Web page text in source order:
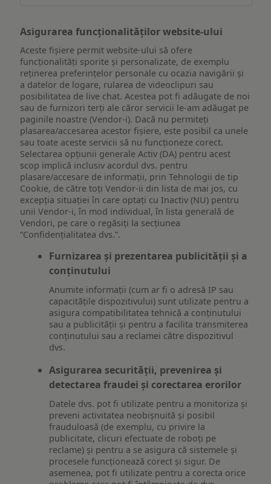
Asigurarea funcționalităților website-ului
Aceste fișiere permit website-ului să ofere
funcționalități sporite și personalizate, de exemplu
reţinerea preferinţelor personale cu ocazia navigării și
a datelor de logare, rularea de videoclipuri sau
posibilitatea de live chat. Acestea pot fi adăugate de noi
sau de furnizori terți ale căror servicii le-am adăugat pe
paginile noastre (Vendor-i). Dacă nu permiteți
plasarea/accesarea acestor fișiere, este posibil ca unele
sau toate aceste servicii să nu funcționeze corect.
Selectarea opțiunii generale Activ (DA) pentru acest
scop implică inclusiv acordul dvs. pentru
plasare/accesare de informații, prin Tehnologii de tip
Cookie, de către toți Vendor-ii din lista de mai jos, cu
excepția situației în care optați cu Inactiv (NU) pentru
unii Vendor-i, în mod individual, în lista generală de
Vendori, pe care o regăsiți la secțiunea
“Confidențialitatea dvs.”.
Furnizarea și prezentarea publicității și a
conținutului
Anumite informații (cum ar fi o adresă IP sau
capacitățile dispozitivului) sunt utilizate pentru a
asigura compatibilitatea tehnică a conținutului
sau a publicității și pentru a facilita transmiterea
conținutului sau a reclamei către dispozitivul
dvs.
Asigurarea securității, prevenirea și
detectarea fraudei și corectarea erorilor
Datele dvs. pot fi utilizate pentru a monitoriza și
preveni activitatea neobișnuită și posibil
frauduloasă (de exemplu, cu privire la
publicitate, clicuri efectuate de roboți pe
reclame) și pentru a se asigura că sistemele și
procesele funcționează corect și sigur. De
asemenea, pot fi utilizate pentru a corecta orice